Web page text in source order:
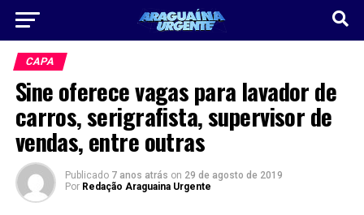
CAPA
Sine oferece vagas para lavador de
carros, serigrafista, supervisor de
vendas, entre outras
Publicado 7 anos atrás on 29 de agosto de 2019
Por Redação Araguaina Urgente